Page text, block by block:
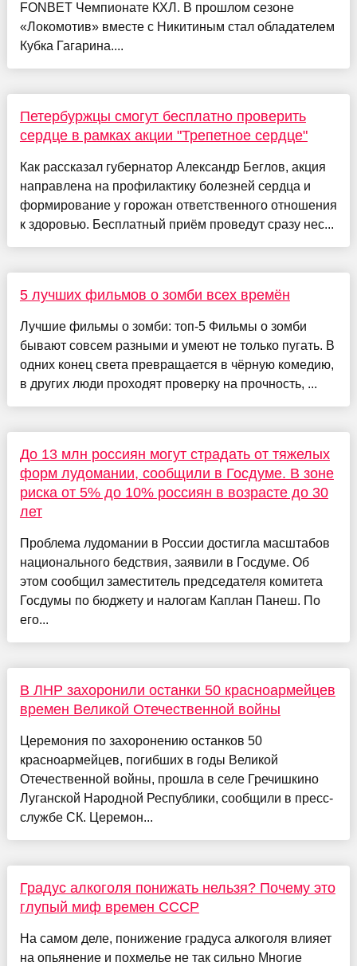
FONBET Чемпионате КХЛ. В прошлом сезоне
«Локомотив» вместе с Никитиным стал обладателем
Кубка Гагарина....
Петербуржцы смогут бесплатно проверить
сердце в рамках акции "Трепетное сердце"
Как рассказал губернатор Александр Беглов, акция
направлена на профилактику болезней сердца и
формирование у горожан ответственного отношения
к здоровью. Бесплатный приём проведут сразу нес...
5 лучших фильмов о зомби всех времён
Лучшие фильмы о зомби: топ-5 Фильмы о зомби
бывают совсем разными и умеют не только пугать. В
одних конец света превращается в чёрную комедию,
в других люди проходят проверку на прочность, ...
До 13 млн россиян могут страдать от тяжелых
форм лудомании, сообщили в Госдуме. В зоне
риска от 5% до 10% россиян в возрасте до 30
лет
Проблема лудомании в России достигла масштабов
национального бедствия, заявили в Госдуме. Об
этом сообщил заместитель председателя комитета
Госдумы по бюджету и налогам Каплан Панеш. По
его...
В ЛНР захоронили останки 50 красноармейцев
времен Великой Отечественной войны
Церемония по захоронению останков 50
красноармейцев, погибших в годы Великой
Отечественной войны, прошла в селе Гречишкино
Луганской Народной Республики, сообщили в пресс-
службе СК. Церемон...
Градус алкоголя понижать нельзя? Почему это
глупый миф времен СССР
На самом деле, понижение градуса алкоголя влияет
на опьянение и похмелье не так сильно Многие